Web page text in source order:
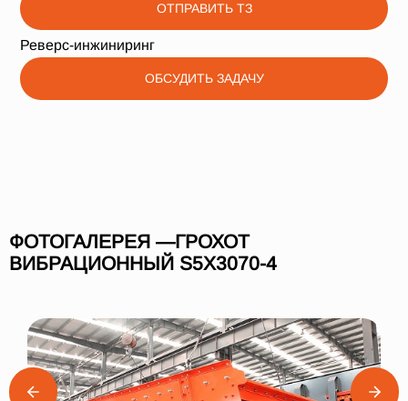
ОТПРАВИТЬ ТЗ
Реверс-инжиниринг
ОБСУДИТЬ ЗАДАЧУ
ФОТОГАЛЕРЕЯ —ГРОХОТ
ВИБРАЦИОННЫЙ S5X3070-4